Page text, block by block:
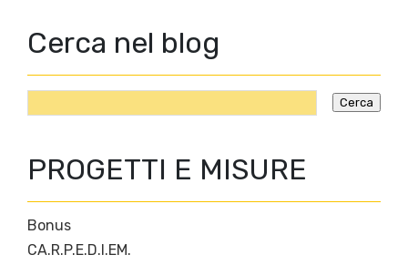
Cerca nel blog
PROGETTI E MISURE
Bonus
CA.R.P.E.D.I.EM.